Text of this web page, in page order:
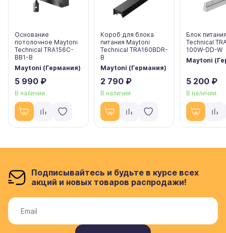
Основание
потолочное Maytoni
Technical TRA156C-
BB1-B
Maytoni (Германия)
5 990 ₽
В наличии
Короб для блока
питания Maytoni
Technical TRA160BDR-
B
Maytoni (Германия)
2 790 ₽
В наличии
Блок
Technical
100W-DD-W
Maytoni
5 200 ₽
В наличии
Подписывайтесь и будьте в курсе всех
акций и новых товаров распродажи!